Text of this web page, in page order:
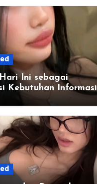
Ini sebagai
Kebutuhan Informasi